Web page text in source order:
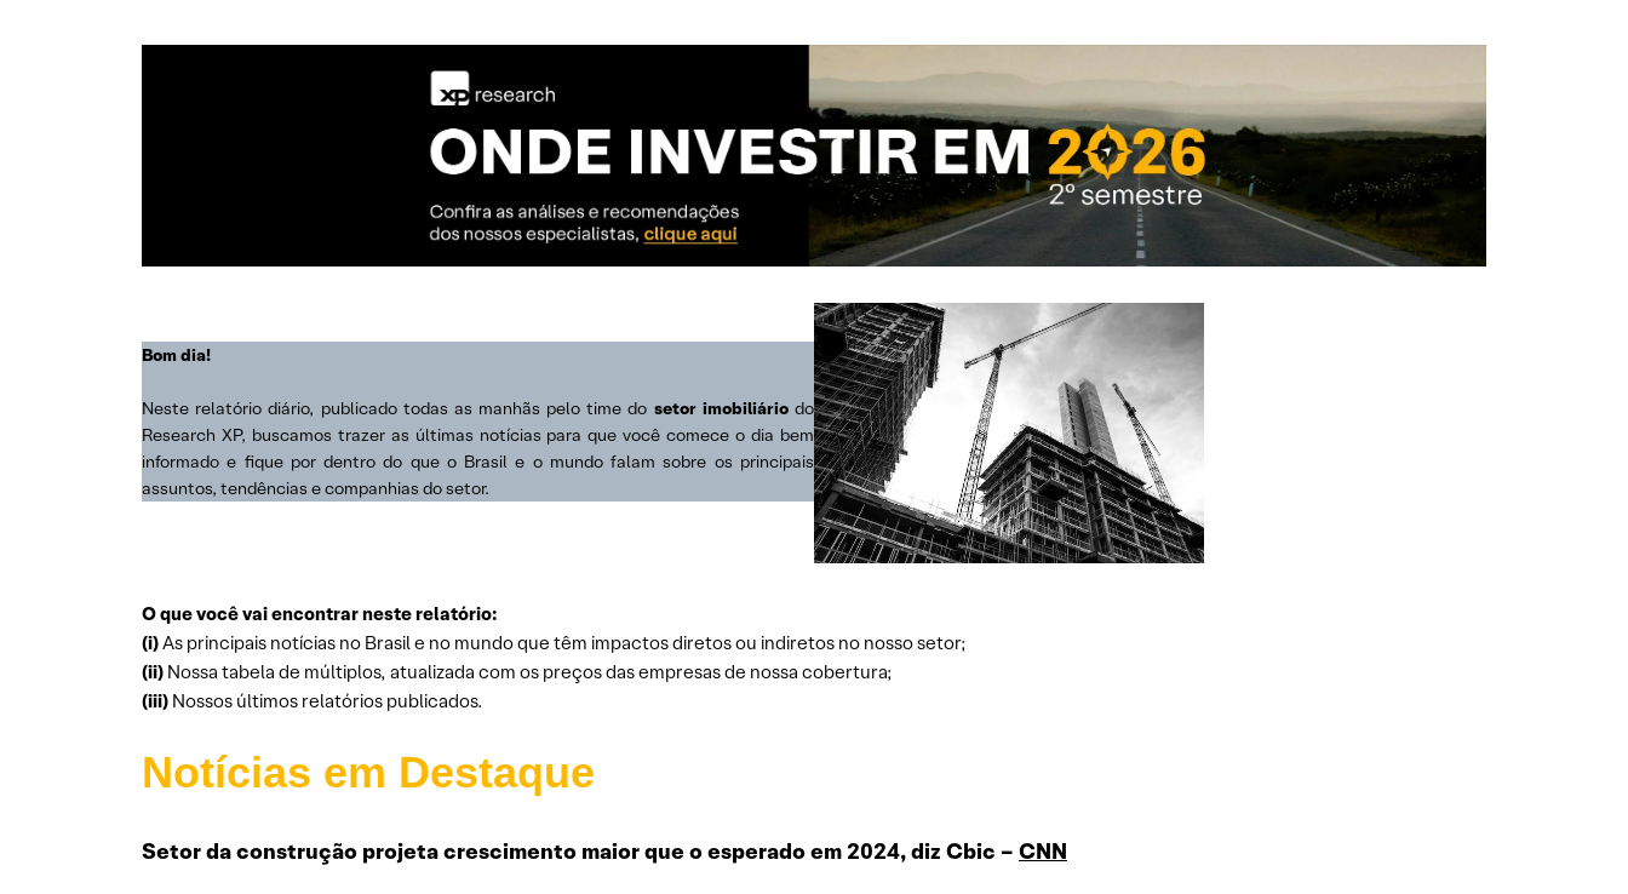
Bom dia!
Neste relatório diário, publicado todas as manhãs pelo time do setor imobiliáriodo
Research XP, buscamos trazer as últimas notícias para que você comece o dia bem
informado e fique por dentro do que o Brasil e o mundo falam sobre os principais
assuntos, tendências e companhias do setor.
O que você vai encontrar neste relatório:
(i)As principais notícias no Brasil e no mundo que têm impactos diretos ou indiretos no nosso setor;
(ii) Nossa tabela de múltiplos, atualizada com os preços das empresas de nossa cobertura;
(iii) Nossos últimos relatórios publicados.
Notícias em Destaque
Setor da construção projeta crescimento maior que o esperado em 2024, diz Cbic – CNN